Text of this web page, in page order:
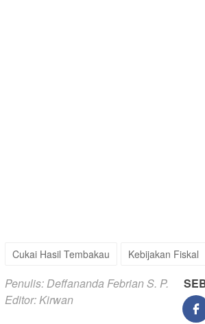
Cukai Hasil Tembakau Kebijakan Fiskal
Penulis: Deffananda Febrian S. P.
Editor: Kirwan